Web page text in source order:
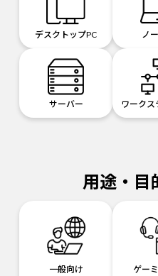
デスクトップPC ノ
サーバー ワークス
用途・目
一般向け
ゲー